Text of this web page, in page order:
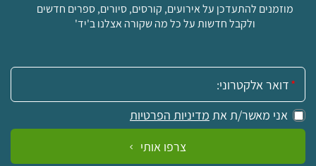
מוזמנים להתעדכן על אירועים, קורסים, סיורים, ספרים חדשים
ולקבל חדשות על כל מה שקורה אצלנו ב'יד'
אימייל:
אני מאשר/ת את מדיניות הפרטיות
צרפו אותי